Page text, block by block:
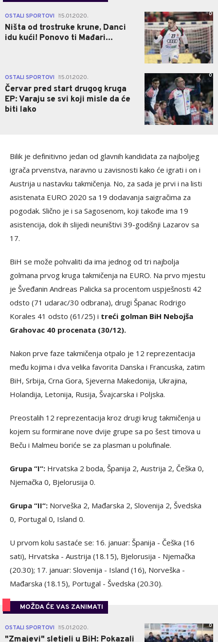
OSTALI SPORTOVI 15.01.2020.
Ništa od trostruke krune, Danci
idu kući! Ponovo ti Mađari...
0
OSTALI SPORTOVI 15.01.2020.
Červar pred start drugog kruga
EP: Varaju se svi koji misle da će
biti lako
0
Bilik je definitivno jedan od glavnih kandidata za najboljeg
igrača prvenstva, naravno u zavisnosti kako će igrati i on i
Austrija u nastavku takmičenja. No, za sada je prvi i na listi
asistenata EURO 2020 sa 19 dodavanja saigračima za
pogodak. Slično je i sa Sagosenom, koji takođe ima 19
asistencija, dok ih slijedi neuništivi 39-godišnji Lazarov sa
17.
BiH se može pohvaliti da ima jednog od tri najbolja
golmana prvog kruga takmičenja na EURO. Na prvo mjestu
je Šveđanin Andreas Palicka sa procentom uspješnosti 42
odsto (71 udarac/30 odbrana), drugi Španac Rodrigo
Korales 41 odsto (61/25) i treći golman BiH Nebojša
Grahovac 40 procenata (30/12).
Nakon prve faze takmičenja otpalo je 12 reprezentacija
među kojima i dva velika favorita Danska i Francuska, zatim
BiH, Srbija, Crna Gora, Sjeverna Makedonija, Ukrajina,
Holandija, Letonija, Rusija, Švajcarska i Poljska.
Preostalih 12 reprezentacija kroz drugi krug takmičenja u
kojem su formirane nove dvije grupe sa po šest timova u
Beču i Malmeu boriće se za plasman u polufinale.
Grupa “I“: Hrvatska 2 boda, Španija 2, Austrija 2, Češka 0,
Njemačka 0, Bjelorusija 0.
Grupa “II“: Norveška 2, Mađarska 2, Slovenija 2, Švedska
0, Portugal 0, Island 0.
U prvom kolu sastaće se: 16. januar: Španija - Češka (16
sati), Hrvatska - Austrija (18.15), Bjelorusija - Njemačka
(20.30); 17. januar: Slovenija - Island (16), Norveška -
Mađarska (18.15), Portugal - Švedska (20.30).
MOŽDA ĆE VAS ZANIMATI
OSTALI SPORTOVI 15.01.2020.
"Zmajevi" sletjeli u BiH: Pokazali
0